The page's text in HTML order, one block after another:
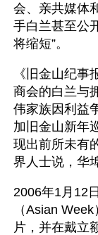
会、亲共媒体
手白兰甚至公
将缩短”。
《旧金山纪
商会的白兰与
伟家族因利益
加旧金山新年
现出前所未有
界人士说，华
2006年1月12
（Asian
片，并在戴立